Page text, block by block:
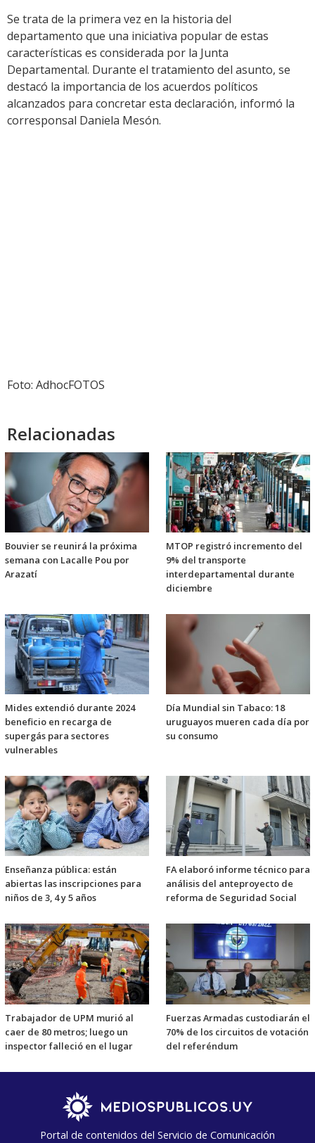
Se trata de la primera vez en la historia del
departamento que una iniciativa popular de estas
características es considerada por la Junta
Departamental. Durante el tratamiento del asunto, se
destacó la importancia de los acuerdos políticos
alcanzados para concretar esta declaración, informó la
corresponsal Daniela Mesón.
Foto: AdhocFOTOS
Relacionadas
Bouvier se reunirá la próxima
semana con Lacalle Pou por
Arazatí
MTOP registró incremento del
9% del transporte
interdepartamental durante
diciembre
Mides extendió durante 2024
beneficio en recarga de
supergás para sectores
vulnerables
Día Mundial sin Tabaco: 18
uruguayos mueren cada día por
su consumo
Enseñanza pública: están
abiertas las inscripciones para
niños de 3, 4 y 5 años
FA elaboró informe técnico para
análisis del anteproyecto de
reforma de Seguridad Social
Trabajador de UPM murió al
caer de 80 metros; luego un
inspector falleció en el lugar
Fuerzas Armadas custodiarán el
70% de los circuitos de votación
del referéndum
Portal de contenidos del Servicio de Comunicación